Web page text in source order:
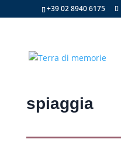
+39 02 8940 6175
spiaggia